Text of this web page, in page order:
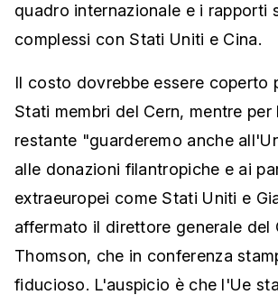
quadro internazionale e i rapporti
complessi con Stati Uniti e Cina.
Il costo dovrebbe essere coperto
Stati membri del Cern, mentre per
restante "guarderemo anche
alle donazioni filantropiche e ai
extraeuropei come Stati Uniti e
affermato il direttore generale del
Thomson, che in conferenza
fiducioso. L'auspicio è che l'Ue